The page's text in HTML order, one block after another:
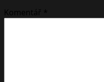
Komentář *